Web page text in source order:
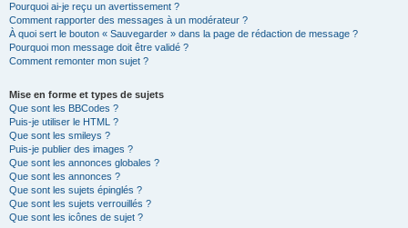
Pourquoi ai-je reçu un avertissement ?
Comment rapporter des messages à un modérateur ?
À quoi sert le bouton « Sauvegarder » dans la page de rédaction de message ?
Pourquoi mon message doit être validé ?
Comment remonter mon sujet ?
Mise en forme et types de sujets
Que sont les BBCodes ?
Puis-je utiliser le HTML ?
Que sont les smileys ?
Puis-je publier des images ?
Que sont les annonces globales ?
Que sont les annonces ?
Que sont les sujets épinglés ?
Que sont les sujets verrouillés ?
Que sont les icônes de sujet ?